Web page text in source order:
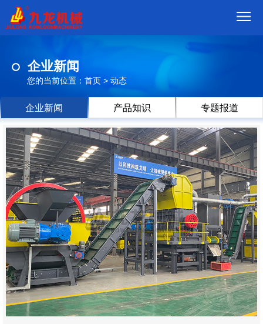
品
视
频
现
场
方
案
动
态
联
系
郑
州
市
九
企业新闻
您的当前位置： 首页 > 动态
企业新闻 产品知识 专题报道